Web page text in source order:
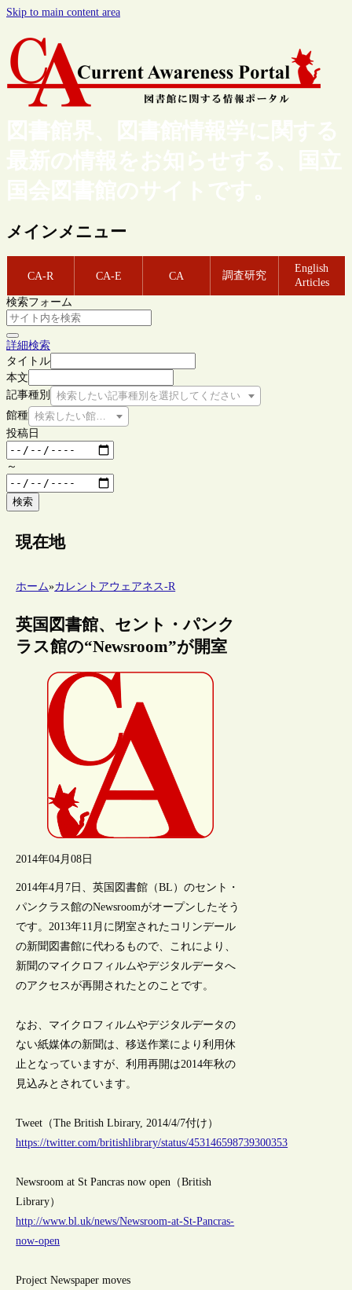
Skip to main content area
図書館界、図書館情報学に関する
最新の情報をお知らせする、国立
国会図書館のサイトです。
メインメニュー
CA-R CA-E CA 調査研究
English
Articles
検索フォーム
詳細検索
タイトル
本文
記事種別
検索したい記事種別を選択してください
館種 検索したい館種を選択してください
投稿日
～
検索
現在地
ホーム»カレントアウェアネス-R
英国図書館、セント・パンク
ラス館の“Newsroom”が開室
2014年04月08日
2014年4月7日、英国図書館（BL）のセント・
パンクラス館のNewsroomがオープンしたそう
です。2013年11月に閉室されたコリンデール
の新聞図書館に代わるもので、これにより、
新聞のマイクロフィルムやデジタルデータへ
のアクセスが再開されたとのことです。
なお、マイクロフィルムやデジタルデータの
ない紙媒体の新聞は、移送作業により利用休
止となっていますが、利用再開は2014年秋の
見込みとされています。
Tweet（The British Lbirary, 2014/4/7付け）
https://twitter.com/britishlibrary/status/453146598739300353
Newsroom at St Pancras now open（British
Library）
http://www.bl.uk/news/Newsroom-at-St-Pancras-
now-open
Project Newspaper moves